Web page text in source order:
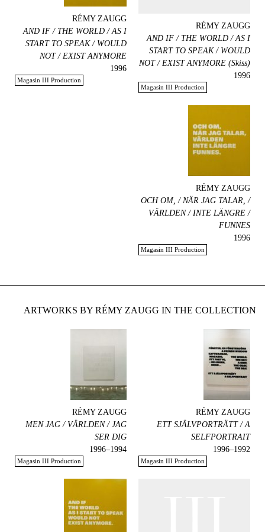
RÉMY ZAUGG
AND IF / THE WORLD / AS I
START TO SPEAK / WOULD
NOT / EXIST ANYMORE (Skiss)
1996
Magasin III Production
RÉMY ZAUGG
AND IF / THE WORLD / AS I
START TO SPEAK / WOULD
NOT / EXIST ANYMORE
1996
Magasin III Production
RÉMY ZAUGG
OCH OM, / NÄR JAG TALAR, /
VÄRLDEN / INTE LÄNGRE /
FUNNES
1996
Magasin III Production
ARTWORKS BY RÉMY ZAUGG IN THE COLLECTION
RÉMY ZAUGG
ETT SJÄLVPORTRÄTT / A
SELFPORTRAIT
1992–1996
Magasin III Production
RÉMY ZAUGG
MEN JAG / VÄRLDEN / JAG
SER DIG
1994–1996
Magasin III Production